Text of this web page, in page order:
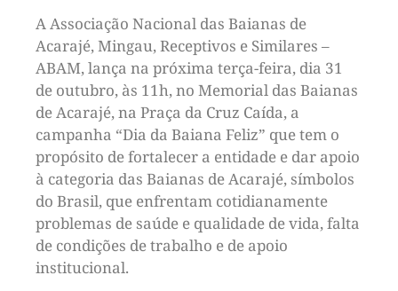
A Associação Nacional das Baianas de
Acarajé, Mingau, Receptivos e Similares –
ABAM, lança na próxima terça-feira, dia 31
de outubro, às 11h, no Memorial das Baianas
de Acarajé, na Praça da Cruz Caída, a
campanha “Dia da Baiana Feliz” que tem o
propósito de fortalecer a entidade e dar apoio
à categoria das Baianas de Acarajé, símbolos
do Brasil, que enfrentam cotidianamente
problemas de saúde e qualidade de vida, falta
de condições de trabalho e de apoio
institucional.